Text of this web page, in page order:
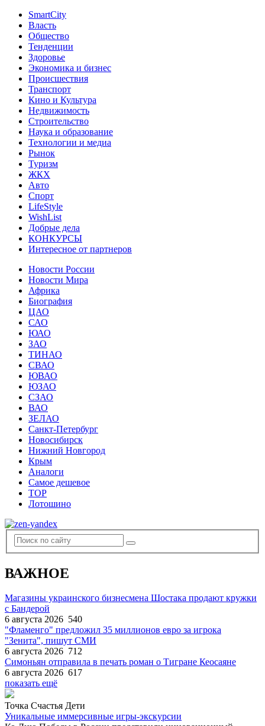
SmartCity
Власть
Общество
Тенденции
Здоровье
Экономика и бизнес
Происшествия
Транспорт
Кино и Культура
Недвижимость
Строительство
Наука и образование
Технологии и медиа
Рынок
Туризм
ЖКХ
Авто
Спорт
LifeStyle
WishList
Добрые дела
КОНКУРСЫ
Интересное от партнеров
Новости России
Новости Мира
Африка
Биография
ЦАО
САО
ЮАО
ЗАО
ТИНАО
СВАО
ЮВАО
ЮЗАО
СЗАО
ВАО
ЗЕЛАО
Санкт-Петербург
Новосибирск
Нижний Новгород
Крым
Аналоги
Самое дешевое
TOP
Лотошино
ВАЖНОЕ
Магазины украинского бизнесмена Шостака продают кружки
с Бандерой
6 августа 2026 540
"Фламенго" предложил 35 миллионов евро за игрока
"Зенита", пишут СМИ
6 августа 2026 712
Симоньян отправила в печать роман о Тигране Кеосаяне
6 августа 2026 617
показать ещё
Точка Счастья Дети
Уникальные иммерсивные игры-экскурсии